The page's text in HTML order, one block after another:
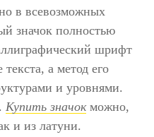
в всевозможных
значок полностью
шрифт
а метод его
и уровнями.
Купить значокможно,
и из латуни.